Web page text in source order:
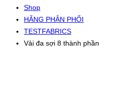
Shop
HÃNG PHÂN PHỐI
TESTFABRICS
Vải đa sợi 8 thành phần